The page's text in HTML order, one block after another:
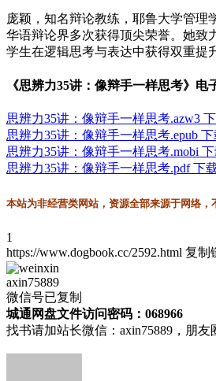
庞颖，知名辩论教练，耶鲁大学管理
华语辩论界多次获得顶尖荣誉。她致
学生在逻辑思考与表达中获得双重提
《思辨力35讲：像辩手一样思考》电
思辨力35讲：像辩手一样思考.azw3
思辨力35讲：像辩手一样思考.epub 下
思辨力35讲：像辩手一样思考.mobi
思辨力35讲：像辩手一样思考.pdf 下
本站为非经营类网站，资源全部来源于网络
1
https://www.dogbook.cc/2592.html 复制
axin75889
微信号已复制
城通网盘文件访问密码：068966
找书请加站长微信：axin75889，朋